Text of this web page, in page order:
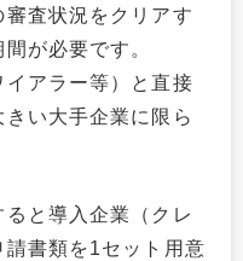
査状況をクリアす
が必要です。
イアラー等）と直接
い大手企業に限ら
と導入企業（クレ
書類を1セット用意